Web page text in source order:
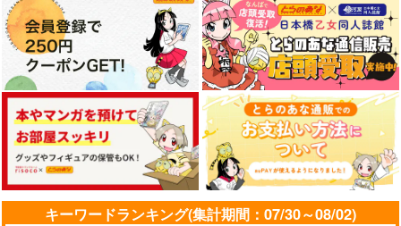
団地のやつら【再販
版】
百華ノ王
629円（税込）
場地圭介×松野千冬
天に星地に炎
Owen
3,929円（税込）
巌窟王 エドモン・ダンテ
ス
敵地で一杯
わたわた
629円（税込）
ムル×シャイロック
サンプル
作品詳細
キーワードランキング(集計期間：07/30～08/02)